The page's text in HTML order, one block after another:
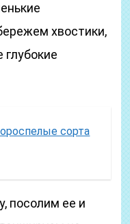
хвостики,
сорта
посолим ее и